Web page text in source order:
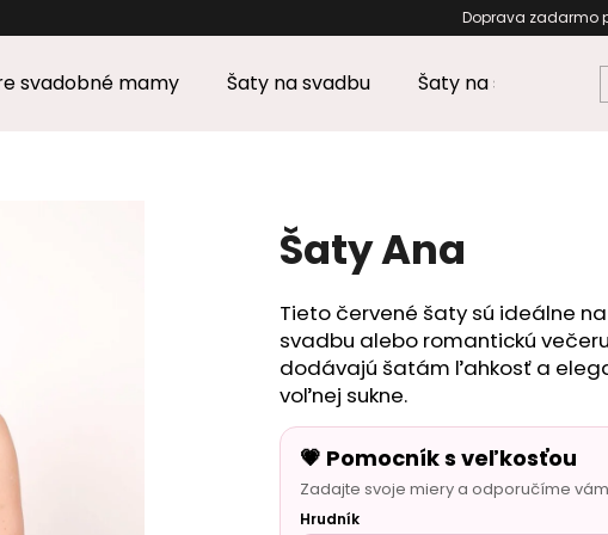
Doprava
svadobné mamy Šaty na svadbu Šaty na stužkovú
Šaty Ana
Tieto červené šaty sú ideálne
svadbu alebo romantickú
dodávajú šatám ľahkosť a
voľnej sukne.
💗 Pomocník s veľkosťou
Zadajte svoje miery a odporučíme
Hrudník